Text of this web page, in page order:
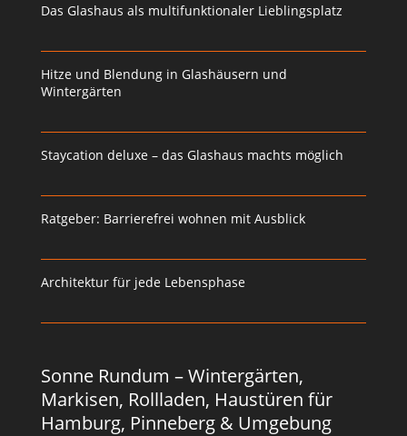
Das Glashaus als multifunktionaler Lieblingsplatz
Hitze und Blendung in Glashäusern und
Wintergärten
Staycation deluxe – das Glashaus machts möglich
Ratgeber: Barrierefrei wohnen mit Ausblick
Architektur für jede Lebensphase
Sonne Rundum – Wintergärten,
Markisen, Rollladen, Haustüren für
Hamburg, Pinneberg & Umgebung